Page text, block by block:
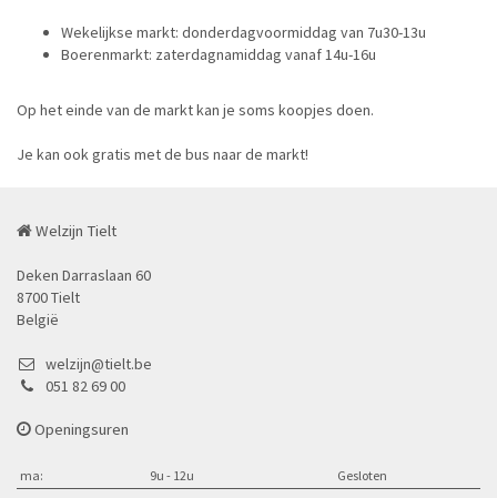
Wekelijkse markt: donderdagvoormiddag van 7u30-13u
Boerenmarkt: zaterdagnamiddag vanaf 14u-16u
Op het einde van de markt kan je soms koopjes doen.
Je kan ook gratis met de bus naar de markt!
Welzijn Tielt
Deken Darraslaan 60
8700 Tielt
België
welzijn@tielt.be
051 82 69 00
Openingsuren
ma: 9u - 12u
Gesloten